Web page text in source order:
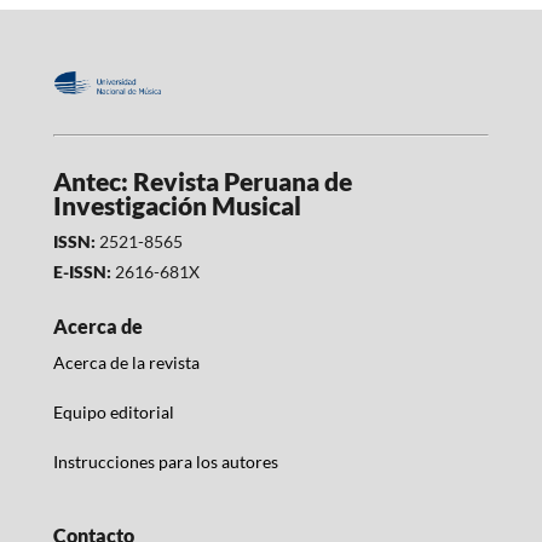
Antec: Revista Peruana de
Investigación Musical
ISSN: 2521-8565
E-ISSN: 2616-681X
Acerca de
Acerca de la revista
Equipo editorial
Instrucciones para los autores
Contacto